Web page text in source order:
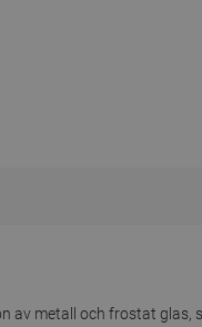
av metall och frostat glas,